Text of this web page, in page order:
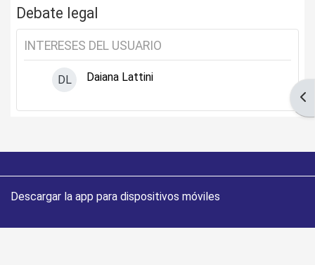
Debate legal
INTERESES DEL USUARIO
DL Daiana Lattini
Descargar la app para dispositivos móviles